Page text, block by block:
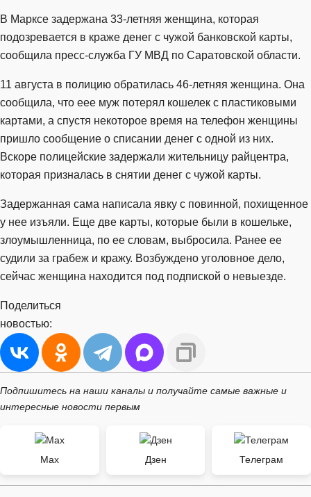
В Марксе задержана 33-летняя женщина, которая
подозревается в краже денег с чужой банковской карты,
сообщила пресс-служба ГУ МВД по Саратовской области.
11 августа в полицию обратилась 46-летняя женщина. Она
сообщила, что еее муж потерял кошелек с пластиковыми
картами, а спустя некоторое время на телефон женщины
пришло сообщение о списании денег с одной из них.
Вскоре полицейские задержали жительницу райцентра,
которая призналась в снятии денег с чужой карты.
Задержанная сама написала явку с повинной, похищенное
у нее изъяли. Еще две карты, которые были в кошельке,
злоумышленница, по ее словам, выбросила. Ранее ее
судили за грабеж и кражу. Возбуждено уголовное дело,
сейчас женщина находится под подпиской о невыезде.
Поделиться
новостью:
Подпишитесь на наши каналы и получайте самые важные и
интересные новости первым
Max Дзен Телеграм